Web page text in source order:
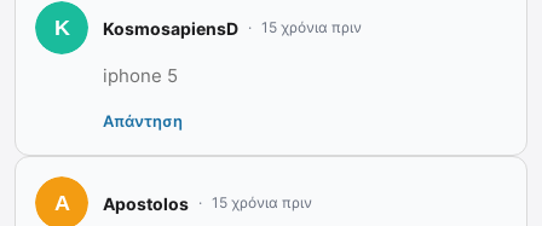
KosmosapiensD 15 χρόνια πριν
iphone 5
Απάντηση
Apostolos 15 χρόνια πριν